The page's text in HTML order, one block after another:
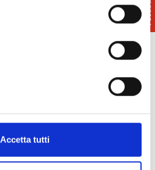
Accetta tutti